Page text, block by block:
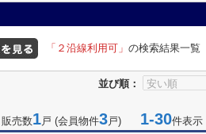
「２沿線利用可」 の検索結果一覧
並び順：
売数1戸 (会員物件3戸) 1-30件表示